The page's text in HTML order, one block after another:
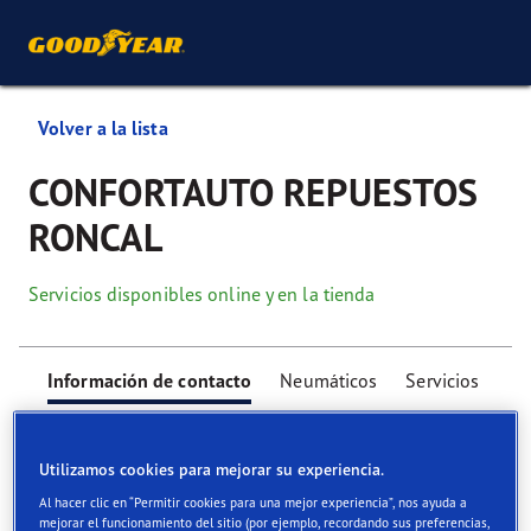
Volver a la lista
CONFORTAUTO REPUESTOS
RONCAL
Servicios disponibles online y en la tienda
Información de contacto Neumáticos Servicios
Utilizamos cookies para mejorar su experiencia.
Al hacer clic en “Permitir cookies para una mejor experiencia”, nos ayuda a
mejorar el funcionamiento del sitio (por ejemplo, recordando sus preferencias,